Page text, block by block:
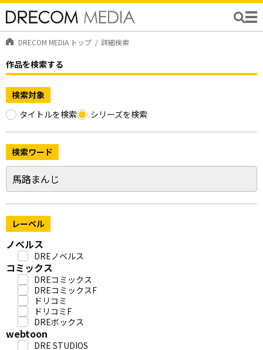
DRECOM MEDIA トップ 詳細検索
作品を検索する
検索対象
タイトルを検索
シリーズを検索
検索ワード
レーベル
ノベルス
DREノベルス
コミックス
DREコミックス
DREコミックスF
ドリコミ
ドリコミF
DREボックス
webtoon
DRE STUDIOS